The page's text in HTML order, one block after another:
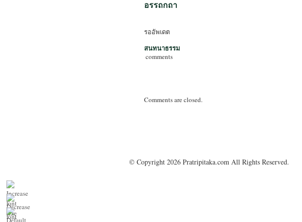
อรรถกถา
รออัพเดต
สนทนาธรรม
comments
Comments are closed.
© Copyright 2026 Pratripitaka.com All Rights Reserved.